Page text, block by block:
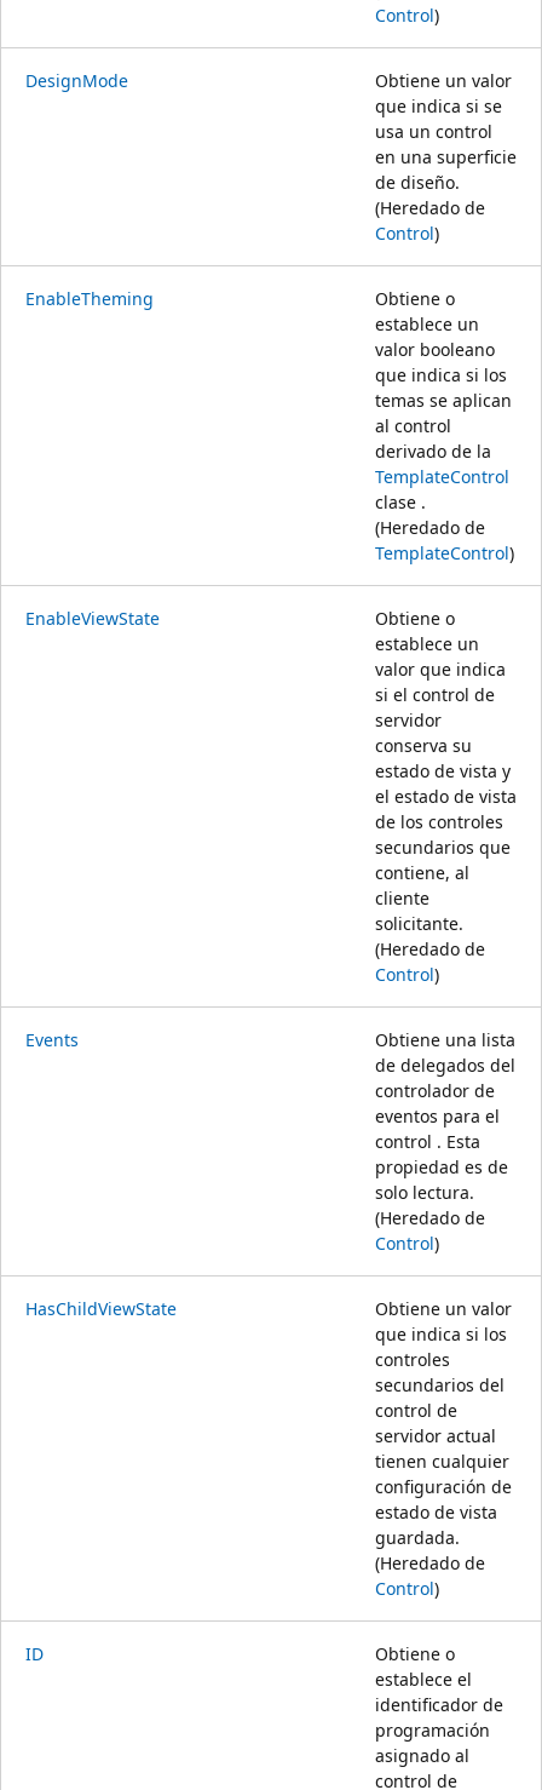
Control)
DesignMode
Obtiene un valor
que indica si se
usa un control
en una superficie
de diseño.
(Heredado de
Control)
EnableTheming
Obtiene o
establece un
valor booleano
que indica si los
temas se aplican
al control
derivado de la
TemplateControl
clase .
(Heredado de
TemplateControl)
EnableViewState
Obtiene o
establece un
valor que indica
si el control de
servidor
conserva su
estado de vista y
el estado de vista
de los controles
secundarios que
contiene, al
cliente
solicitante.
(Heredado de
Control)
Events
Obtiene una lista
de delegados del
controlador de
eventos para el
control . Esta
propiedad es de
solo lectura.
(Heredado de
Control)
HasChildViewState
Obtiene un valor
que indica si los
controles
secundarios del
control de
servidor actual
tienen cualquier
configuración de
estado de vista
guardada.
(Heredado de
Control)
ID
Obtiene o
establece el
identificador de
programación
asignado al
control de